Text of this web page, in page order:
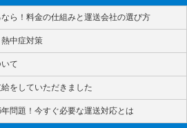
ら！料金の仕組みと運送会社の選び方
熱中症対策
て
をしていただきました
問題！今すぐ必要な運送対応とは